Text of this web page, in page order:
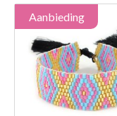
Aanbieding